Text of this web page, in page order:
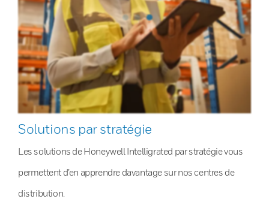
Solutions par stratégie
Les solutions de Honeywell Intelligrated par stratégie vous
permettent d’en apprendre davantage sur nos centres de
distribution.